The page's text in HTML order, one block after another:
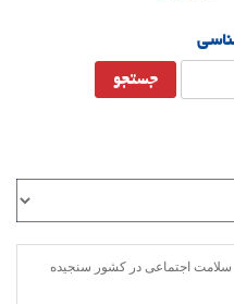
اجتماعی در کشور سنجیده